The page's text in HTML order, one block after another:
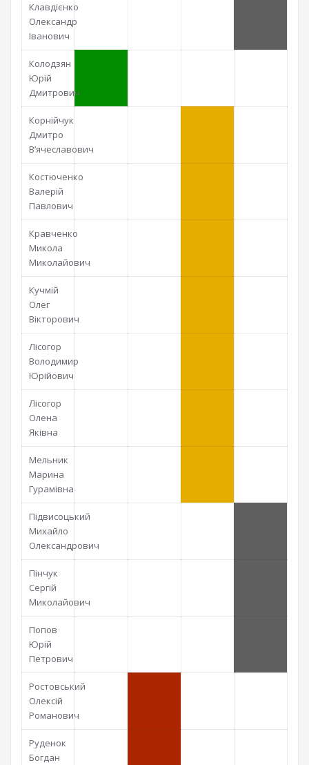
Клавдієнко
Олександр
Іванович
Колодзян
Юрій
Дмитрович
Корнійчук
Дмитро
В’ячеславович
Костюченко
Валерій
Павлович
Кравченко
Микола
Миколайович
Кучмій
Олег
Вікторович
Лісогор
Володимир
Юрійович
Лісогор
Олена
Яківна
Мельник
Марина
Гурамівна
Підвисоцький
Михайло
Олександрович
Пінчук
Сергій
Миколайович
Попов
Юрій
Петрович
Ростовський
Олексій
Романович
Руденок
Богдан